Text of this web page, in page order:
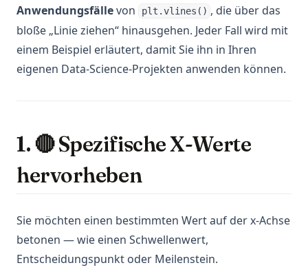
Anwendungsfällevon plt.vlines() , die über das
bloße „Linie ziehen“ hinausgehen. Jeder Fall wird mit
einem Beispiel erläutert, damit Sie ihn in Ihren
eigenen Data-Science-Projekten anwenden können.
1. 🔴 Spezifische X-Werte
hervorheben
Sie möchten einen bestimmten Wert auf der x-Achse
betonen — wie einen Schwellenwert,
Entscheidungspunkt oder Meilenstein.